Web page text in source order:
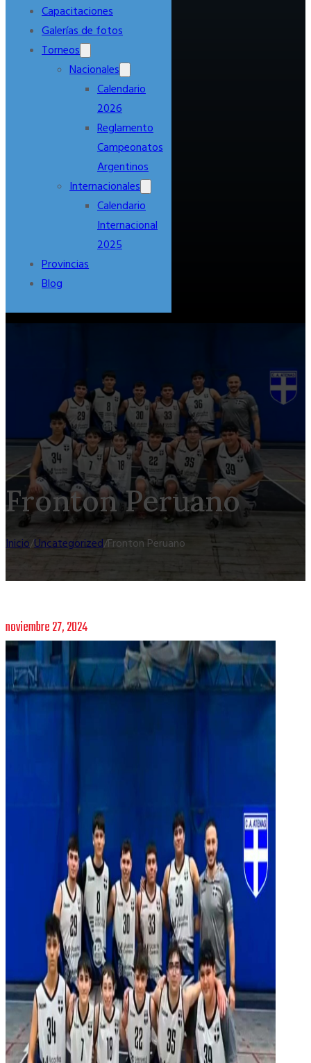
Capacitaciones
Galerías de fotos
Torneos
Nacionales
Calendario
2026
Reglamento
Campeonatos
Argentinos
Internacionales
Calendario
Internacional
2025
Provincias
Blog
Fronton Peruano
Inicio/Uncategorized/Fronton Peruano
noviembre 27, 2024